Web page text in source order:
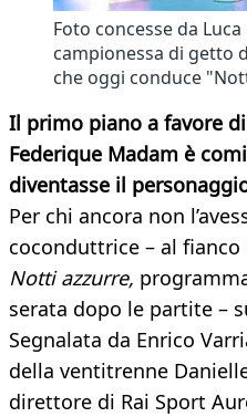
Foto concesse da
campionessa di getto
che oggi conduce
Il primo piano a favore
Federique Madam è
diventasse il
Per chi ancora non
coconduttrice – al
Notti azzurre,
serata dopo le partite –
Segnalata da Enrico
della ventitrenne
direttore di Rai Sport